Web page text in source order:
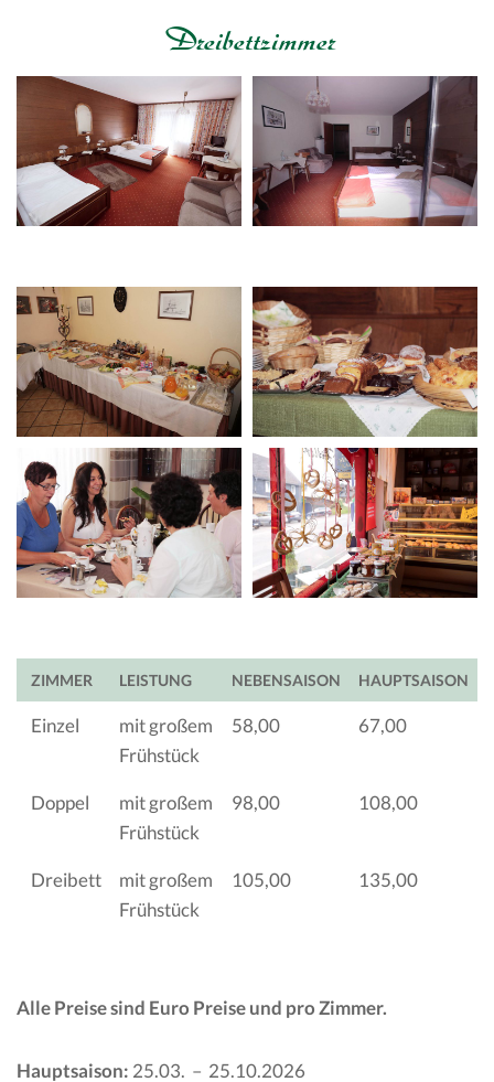
Dreibettzimmer
ZIMMER LEISTUNG NEBENSAISON HAUPTSAISON
Einzel
mit großem
Frühstück
58,00 67,00
Doppel
mit großem
Frühstück
98,00 108,00
Dreibett
mit großem
Frühstück
105,00 135,00
Alle Preise sind Euro Preise und pro Zimmer.
Hauptsaison: 25.03. – 25.10.2026